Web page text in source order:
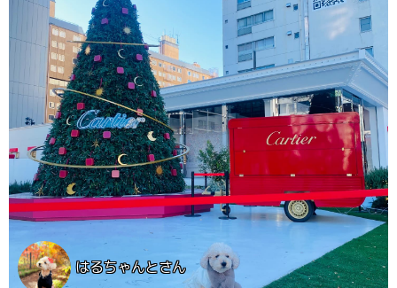
はるちゃんとさん